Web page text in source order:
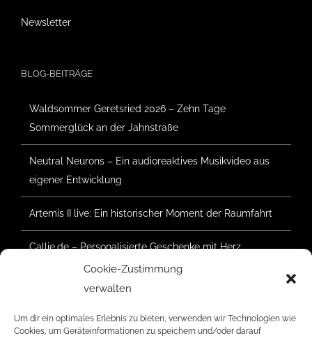
Cookie-Zustimmung
verwalten
Um dir ein optimales Erlebnis zu bieten, verwenden wir Technologien wie
Cookies, um Geräteinformationen zu speichern und/oder darauf
Newsletter
BLOG-BEITRÄGE
Waldsommer Geretsried 2026 – Zehn Tage
Sommerglück an der Jahnstraße
Neutral Neurons – Ein audioreaktives Musikvideo aus
eigener Entwicklung
Artemis II live: Ein historischer Moment der Raumfahrt
Callie.de – Personalisierte Geschenke mit Herz